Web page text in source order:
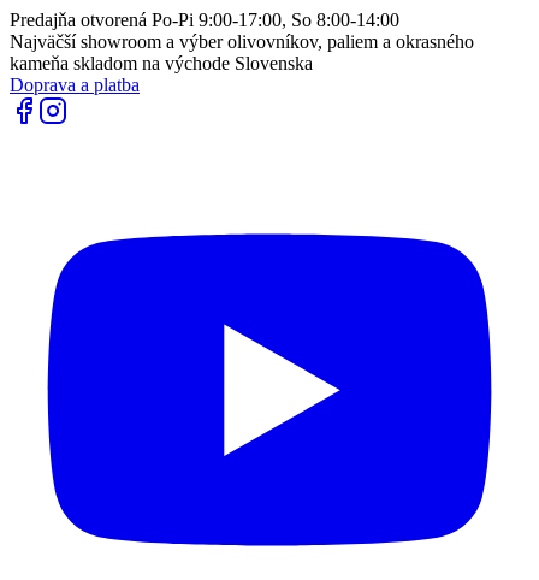
Predajňa otvorená Po-Pi 9:00-17:00, So 8:00-14:00
Najväčší showroom a výber olivovníkov, paliem a okrasného
kameňa skladom na východe Slovenska
Doprava a platba